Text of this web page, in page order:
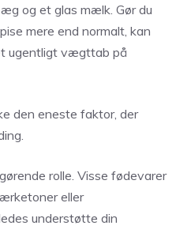
og et glas mælk. Gør du
mere end normalt, kan
ugentligt vægttab på
den eneste faktor, der
rolle. Visse fødevarer
eller
understøtte din